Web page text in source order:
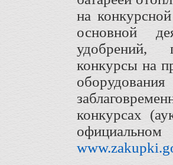
на
основной
удобрений,
конкурсы на
конкурсах